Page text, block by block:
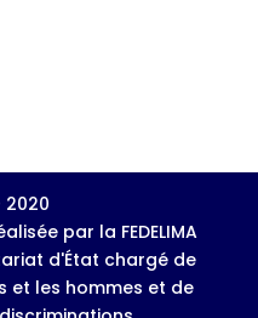
par la FEDELIMA
d'État chargé de
et les hommes et de